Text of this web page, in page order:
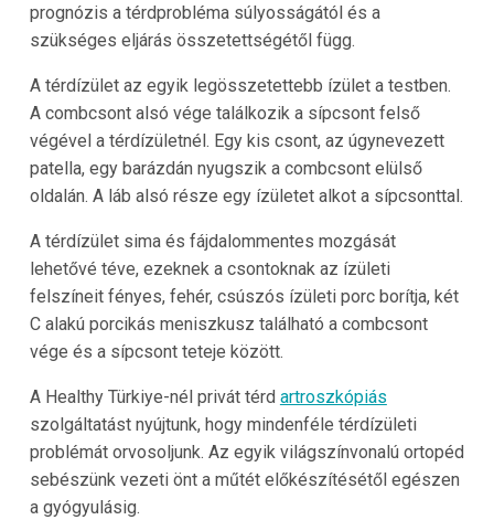
prognózis a térdprobléma súlyosságától és a
szükséges eljárás összetettségétől függ.
A térdízület az egyik legösszetettebb ízület a testben.
A combcsont alsó vége találkozik a sípcsont felső
végével a térdízületnél. Egy kis csont, az úgynevezett
patella, egy barázdán nyugszik a combcsont elülső
oldalán. A láb alsó része egy ízületet alkot a sípcsonttal.
A térdízület sima és fájdalommentes mozgását
lehetővé téve, ezeknek a csontoknak az ízületi
felszíneit fényes, fehér, csúszós ízületi porc borítja, két
C alakú porcikás meniszkusz található a combcsont
vége és a sípcsont teteje között.
A Healthy Türkiye-nél privát térd artroszkópiás
szolgáltatást nyújtunk, hogy mindenféle térdízületi
problémát orvosoljunk. Az egyik világszínvonalú ortopéd
sebészünk vezeti önt a műtét előkészítésétől egészen
a gyógyulásig.